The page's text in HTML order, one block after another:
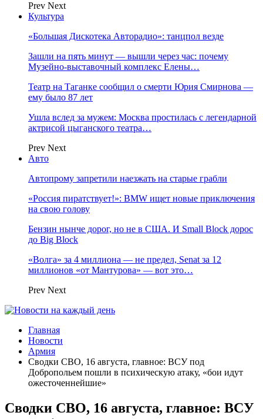
Prev Next
Культура
«Большая Дискотека Авторадио»: танцпол везде
Зашли на пять минут — вышли через час: почему
Музейно-выставочный комплекс Елены…
Театр на Таганке сообщил о смерти Юрия Смирнова —
ему было 87 лет
Ушла вслед за мужем: Москва простилась с легендарной
актрисой цыганского театра…
Prev Next
Авто
Автопрому запретили наезжать на старые грабли
«Россия пиратствует!»: BMW ищет новые приключения
на свою голову
Бензин нынче дорог, но не в США. И Small Block дорос
до Big Block
«Волга» за 4 миллиона — не предел, Senat за 12
миллионов «от Мантурова» — вот это…
Prev Next
Главная
Новости
Армия
Сводки СВО, 16 августа, главное: ВСУ под
Добропольем пошли в психическую атаку, «бои идут
ожесточеннейшие»
Сводки СВО, 16 августа, главное: ВСУ